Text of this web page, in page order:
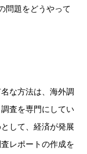
問題をどうやって
な方法は、海外調
査を専門にしてい
して、経済が発展
レポートの作成を